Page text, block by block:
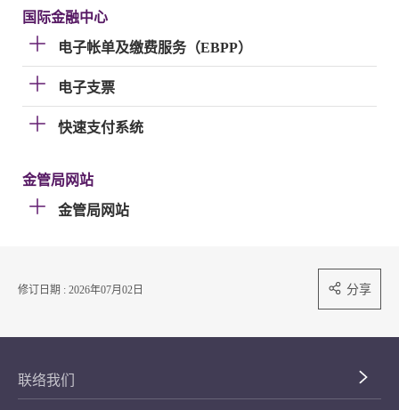
国际金融中心
电子帐单及缴费服务（EBPP）
电子支票
快速支付系统
金管局网站
金管局网站
修订日期 : 2026年07月02日 分享
联络我们